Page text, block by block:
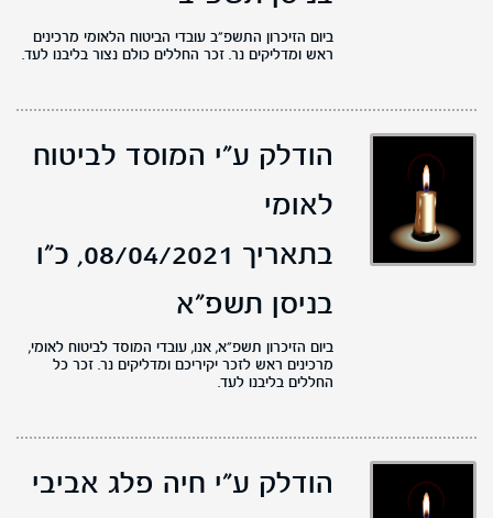
ביום הזיכרון התשפ"ב עובדי הביטוח הלאומי מרכינים
ראש ומדליקים נר. זכר החללים כולם נצור בליבנו לעד.
הודלק ע"י המוסד לביטוח
לאומי
בתאריך 08/04/2021,
כ"ו
בניסן תשפ"א
ביום הזיכרון תשפ"א, אנו, עובדי המוסד לביטוח לאומי,
מרכינים ראש לזכר יקיריכם ומדליקים נר. זכר כל
החללים בליבנו לעד.
הודלק ע"י חיה פלג אביבי